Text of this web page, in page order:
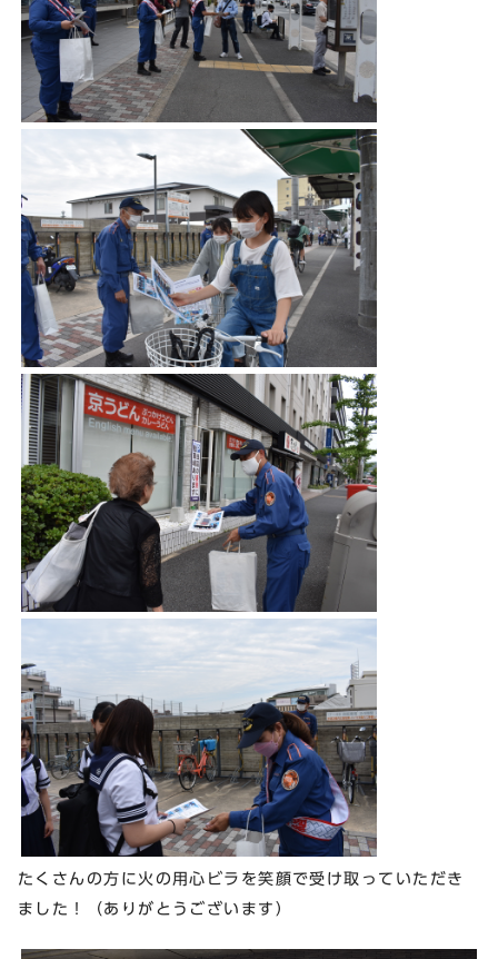
たくさんの方に火の用心ビラを笑顔で受け取っていただき
ました！（ありがとうございます）